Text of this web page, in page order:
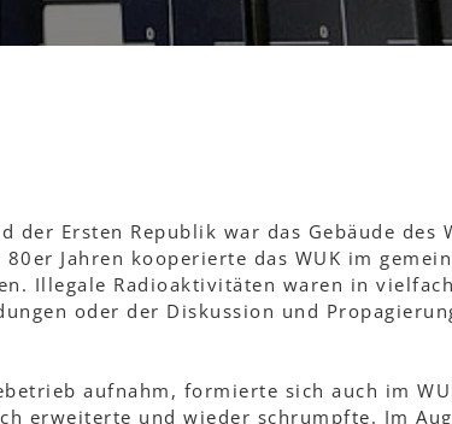
Ersten Republik war das Gebäude des
Jahren kooperierte das WUK im
Illegale Radioaktivitäten waren in
oder der Diskussion und
aufnahm, formierte sich auch im
erweiterte und wieder schrumpfte. Im